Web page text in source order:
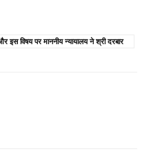
इस विषय पर माननीय न्यायालय ने श्री दरबार